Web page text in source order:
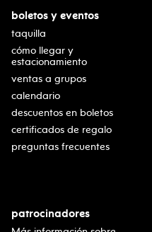
boletos y eventos
taquilla
cómo llegar y
estacionamiento
ventas a grupos
calendario
descuentos en boletos
certificados de regalo
preguntas frecuentes
patrocinadores